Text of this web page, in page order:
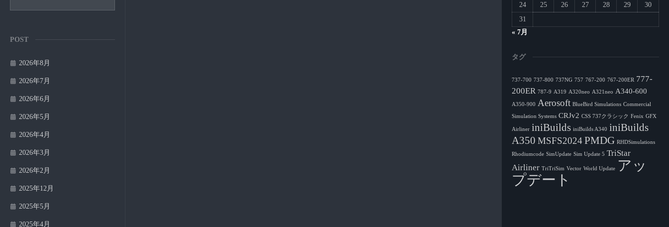
POST
2026年8月
2026年7月
2026年6月
2026年5月
2026年4月
2026年3月
2026年2月
2025年12月
2025年5月
2025年4月
24
25 26 27 28 29
30
31
« 7月
タグ
737-700 737-800 737NG 757 767-200 767-200ER 777-
200ER 787-9 A319 A320neo A321neo A340-600
A350-900 Aerosoft BlueBird Simulations Commercial
Simulation Systems CRJv2 CSS 737クラシック Fenix GFX
Airliner iniBuilds iniBuilds A340 iniBuilds
A350 MSFS2024PMDG RHDSimulations
Rhodiumcode SimUpdate Sim Update 5 TriStar
Airliner TriTriSim Vector World Update
アッ
プデート